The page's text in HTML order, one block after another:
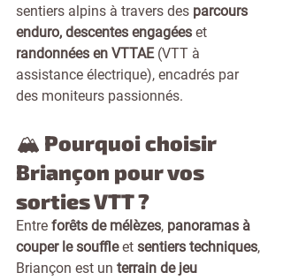
sentiers alpins à travers des parcours
enduro, descentes engagées et
randonnées en VTTAE (VTT à
assistance électrique), encadrés par
des moniteurs passionnés.
🏔️ Pourquoi choisir
Briançon pour vos
sorties VTT ?
Entre forêts de mélèzes, panoramas à
couper le souffle et sentiers techniques,
Briançon est un terrain de jeu